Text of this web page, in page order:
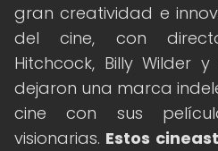
gran creatividad e
del cine, con
Hitchcock, Billy Wilder
dejaron una marca
cine con sus
visionarias. Estos